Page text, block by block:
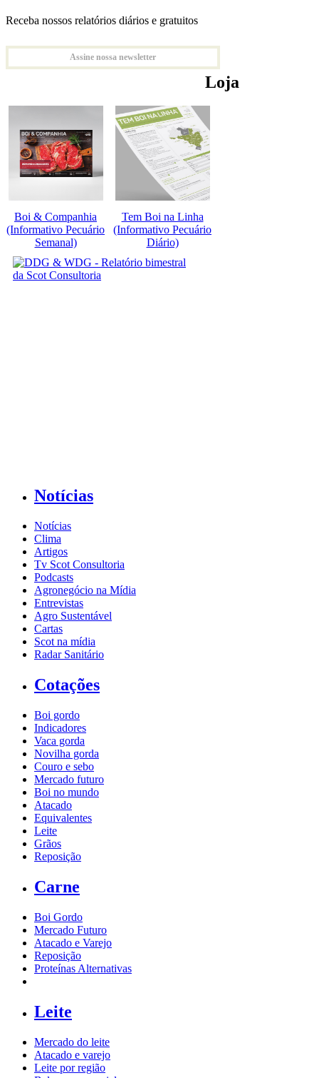
Receba nossos relatórios diários e gratuitos
Assine nossa newsletter
Loja
Boi & Companhia
(Informativo Pecuário
Semanal)
Tem Boi na Linha
(Informativo Pecuário
Diário)
Notícias
Notícias
Clima
Artigos
Tv Scot Consultoria
Podcasts
Agronegócio na Mídia
Entrevistas
Agro Sustentável
Cartas
Scot na mídia
Radar Sanitário
Cotações
Boi gordo
Indicadores
Vaca gorda
Novilha gorda
Couro e sebo
Mercado futuro
Boi no mundo
Atacado
Equivalentes
Leite
Grãos
Reposição
Carne
Boi Gordo
Mercado Futuro
Atacado e Varejo
Reposição
Proteínas Alternativas
Leite
Mercado do leite
Atacado e varejo
Leite por região